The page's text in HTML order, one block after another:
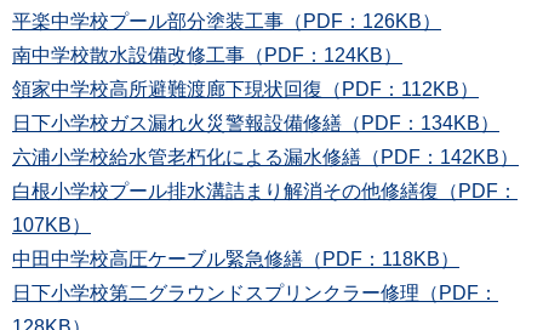
平楽中学校プール部分塗装工事（PDF：126KB）
南中学校散水設備改修工事（PDF：124KB）
領家中学校高所避難渡廊下現状回復（PDF：112KB）
日下小学校ガス漏れ火災警報設備修繕（PDF：134KB）
六浦小学校給水管老朽化による漏水修繕（PDF：142KB）
白根小学校プール排水溝詰まり解消その他修繕復（PDF：
107KB）
中田中学校高圧ケーブル緊急修繕（PDF：118KB）
日下小学校第二グラウンドスプリンクラー修理（PDF：